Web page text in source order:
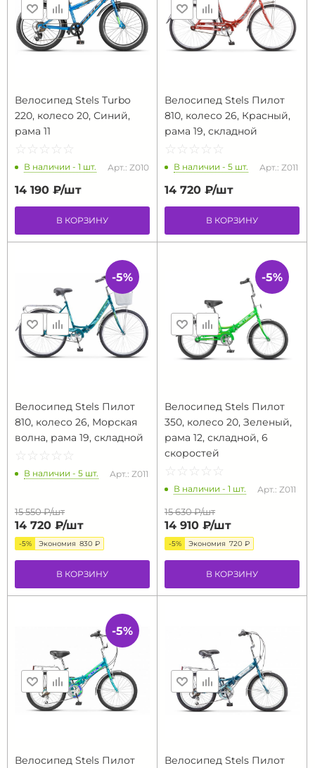
Велосипед Stels Turbo
220, колесо 20, Синий,
рама 11
☆ ☆ ☆ ☆ ☆
★ ★ ★ ★ ★
В наличии - 1 шт. Арт.: Z010
14 190 ₽/шт
В КОРЗИНУ
Велосипед Stels Пилот
810, колесо 26, Красный,
рама 19, складной
☆ ☆ ☆ ☆ ☆
★ ★ ★ ★ ★
В наличии - 5 шт. Арт.: Z011
14 720 ₽/шт
В КОРЗИНУ
Велосипед Stels Пилот
810, колесо 26, Морская
волна, рама 19, складной
☆ ☆ ☆ ☆ ☆
★ ★ ★ ★ ★
В наличии - 5 шт. Арт.: Z011
15 550 ₽/шт
14 720 ₽/шт
-5% Экономия 830 ₽
В КОРЗИНУ
-5%
Велосипед Stels Пилот
350, колесо 20, Зеленый,
рама 12, складной, 6
скоростей
☆ ☆ ☆ ☆ ☆
★ ★ ★ ★ ★
В наличии - 1 шт. Арт.: Z011
15 630 ₽/шт
14 910 ₽/шт
-5% Экономия 720 ₽
В КОРЗИНУ
-5%
Велосипед Stels Пилот
-5%
Велосипед Stels Пилот